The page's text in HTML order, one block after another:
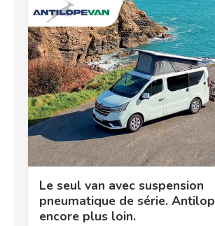
Le seul van avec suspension
pneumatique de série.
encore plus loin.